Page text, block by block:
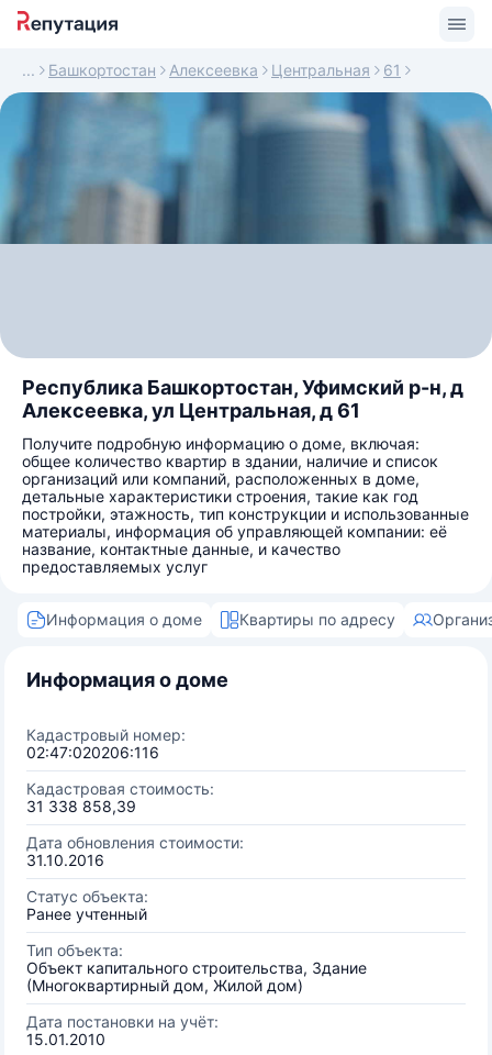
Башкортостан Алексеевка Центральная 61
Республика Башкортостан, Уфимский р-н, д
Алексеевка, ул Центральная, д 61
Получите подробную информацию о доме, включая:
общее количество квартир в здании, наличие и список
организаций или компаний, расположенных в доме,
детальные характеристики строения, такие как год
постройки, этажность, тип конструкции и использованные
материалы, информация об управляющей компании: её
название, контактные данные, и качество
предоставляемых услуг
Информация о доме Квартиры по адресу
Информация о доме
Кадастровый номер:
02:47:020206:116
Кадастровая стоимость:
31 338 858,39
Дата обновления стоимости:
31.10.2016
Статус объекта:
Ранее учтенный
Тип объекта:
Объект капитального строительства, Здание
(Многоквартирный дом, Жилой дом)
Дата постановки на учёт:
15.01.2010